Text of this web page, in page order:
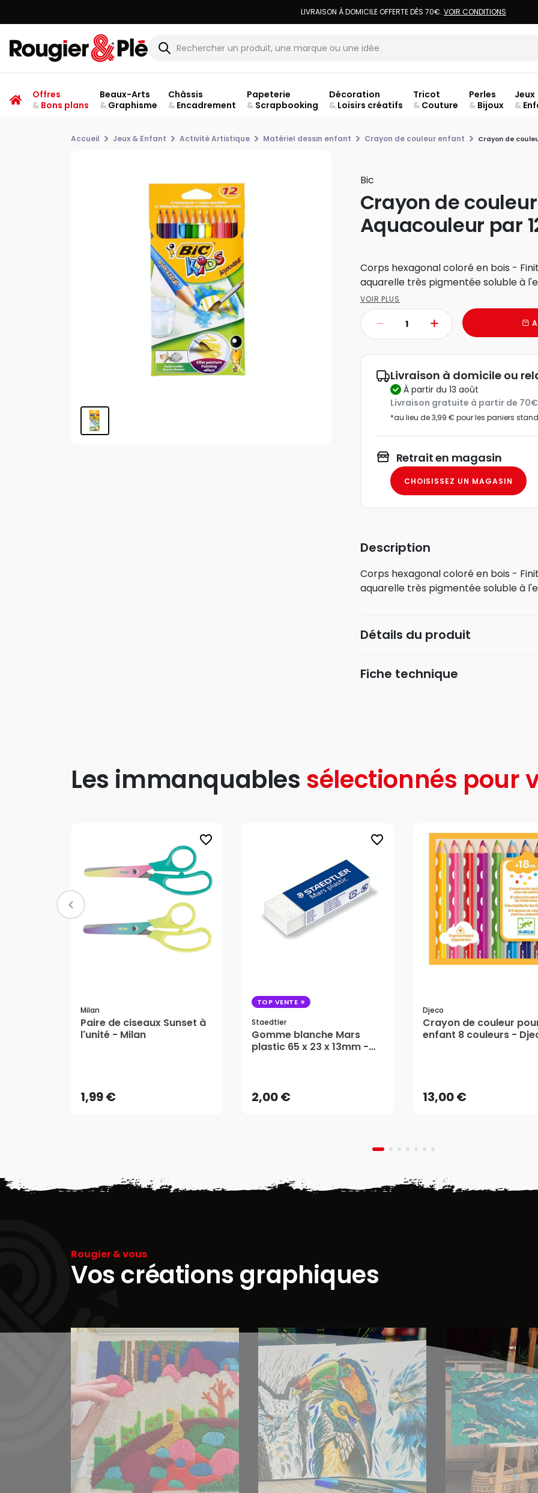
LIVRAISON À DOMICILE OFFERTE DÈS 70€. VOIR CONDITIONS
Offres
&Bons plans
Beaux-Arts
&Graphisme
Châssis
&Encadrement
Papeterie
&Scrapbooking
Décoration
&Loisirs créatifs
Tricot
& Couture
Perles
& Bijoux
Jeux
&
Accueil Jeux & Enfant Activité Artistique Matériel dessin enfant Crayon de couleur enfant Crayon de
Bic
Crayon de
Aquacouleur par
Corps hexagonal coloré en bois -
aquarelle très pigmentée soluble à
VOIR PLUS
Livraison à domicile ou
à partir du 13 août
Livraison gratuite à partir de
*au lieu de 3,99 € pour les paniers
Retrait en magasin
CHOISISSEZ UN MAGASIN
Description
Corps hexagonal coloré en bois -
aquarelle très pigmentée soluble à
Détails du produit
Fiche technique
Les immanquables sélectionnés pour
favorite_border
Milan
Paire de ciseaux Sunset à
l'unité - Milan
1,99 €
favorite_border
TOP VENTE
Staedtler
Gomme blanche Mars
plastic 65 x 23 x 13mm -
2,00 €AJOUTER AU PANIER
Djeco
Crayon de couleur
enfant 8 couleurs -
13,00 €AJOUTER AU PANIER
Rougier & vous
Vos créations graphiques